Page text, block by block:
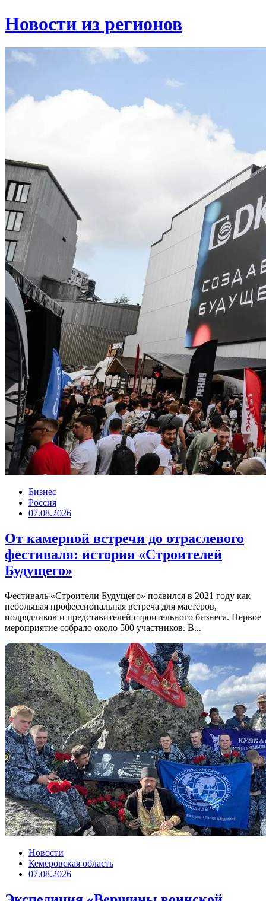
Новости из регионов
Бизнес
Россия
07.08.2026
От камерной встречи до отраслевого
фестиваля: история «Строителей
Будущего»
Фестиваль «Строители Будущего» появился в 2021 году как
небольшая профессиональная встреча для мастеров,
подрядчиков и представителей строительного бизнеса. Первое
мероприятие собрало около 500 участников. В...
Новости
Кемеровская область
07.08.2026